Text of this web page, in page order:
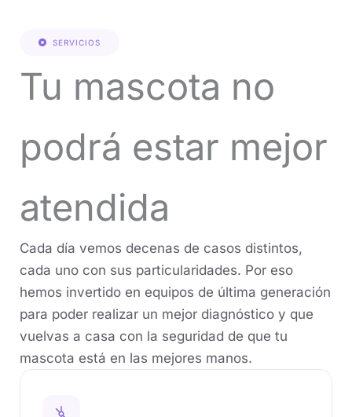
SERVICIOS
Tu mascota no
podrá estar mejor
atendida
Cada día vemos decenas de casos distintos,
cada uno con sus particularidades. Por eso
hemos invertido en equipos de última generación
para poder realizar un mejor diagnóstico y que
vuelvas a casa con la seguridad de que tu
mascota está en las mejores manos.